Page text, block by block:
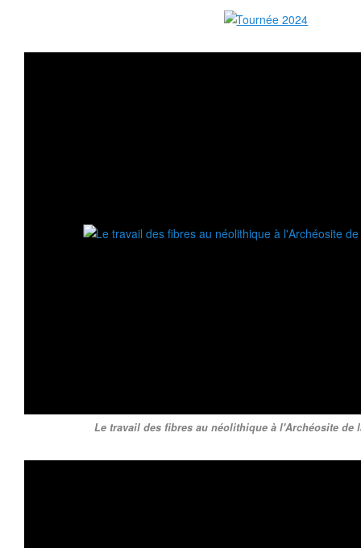
Le travail des fibres au néolithique à l'Archéosite de